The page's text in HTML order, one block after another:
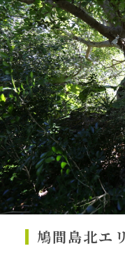
鳩間島北エ